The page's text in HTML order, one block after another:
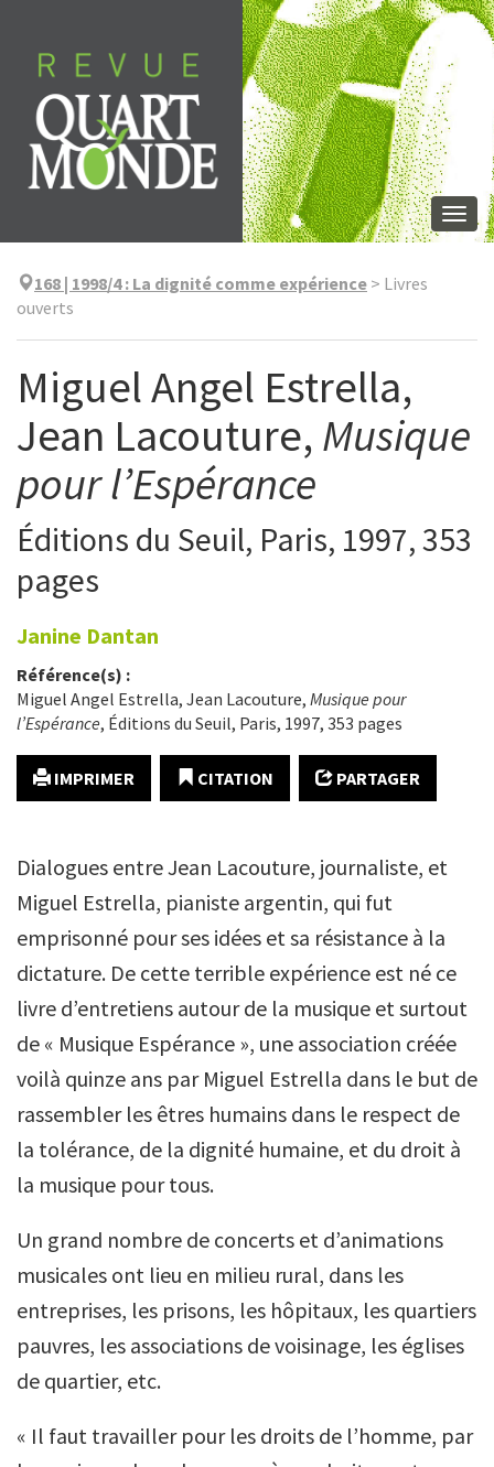
contenu
168 | 1998/4: La dignité comme expérience > Livres
ouverts
Miguel Angel Estrella,
Jean Lacouture, Musique
pour l’Espérance
Éditions du Seuil, Paris, 1997, 353
pages
Janine Dantan
Référence(s) :
Miguel Angel Estrella, Jean Lacouture, Musique pour
l’Espérance, Éditions du Seuil, Paris, 1997, 353 pages
IMPRIMER CITATION PARTAGER
Dialogues entre Jean Lacouture, journaliste, et
Miguel Estrella, pianiste argentin, qui fut
emprisonné pour ses idées et sa résistance à la
dictature. De cette terrible expérience est né ce
livre d’entretiens autour de la musique et surtout
de « Musique Espérance », une association créée
voilà quinze ans par Miguel Estrella dans le but de
rassembler les êtres humains dans le respect de
la tolérance, de la dignité humaine, et du droit à
la musique pour tous.
Un grand nombre de concerts et d’animations
musicales ont lieu en milieu rural, dans les
entreprises, les prisons, les hôpitaux, les quartiers
pauvres, les associations de voisinage, les églises
de quartier, etc.
« Il faut travailler pour les droits de l’homme, par